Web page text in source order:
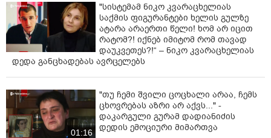
"სისტემამ ნიკო კვარაცხელიას
საქმის ფიგურანტები ხელის გულზე
ატარა არაერთი წელი! ხომ არ იცით
რატომ?! იქნებ იმიტომ რომ თავად
დაუკვეთეს?!“ – ნიკო კვარაცხელიას
დედა განცხადებას ავრცელებს
01:16
"თუ ჩემი შვილი ცოცხალი არაა, ჩემს
ცხოვრებას აზრი არ აქვს..." -
დაკარგული გურამ დადიანიძის
დედის ემოციური მიმართვა